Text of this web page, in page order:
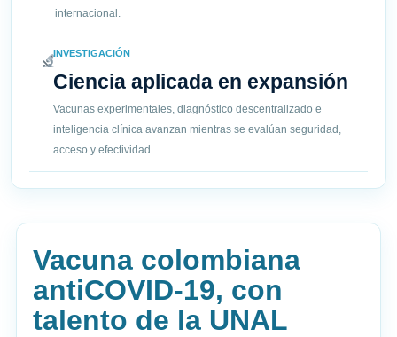
internacional.
INVESTIGACIÓN
Ciencia aplicada en expansión
Vacunas experimentales, diagnóstico descentralizado e
inteligencia clínica avanzan mientras se evalúan seguridad,
acceso y efectividad.
Vacuna colombiana
antiCOVID-19, con
talento de la UNAL